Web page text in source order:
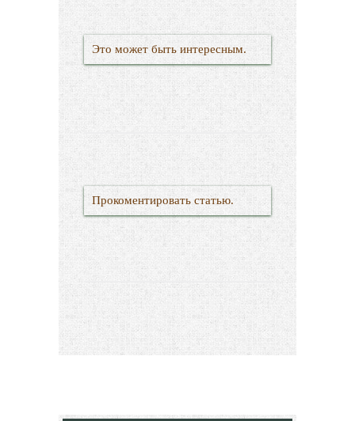
Это может быть интересным.
Прокоментировать статью.